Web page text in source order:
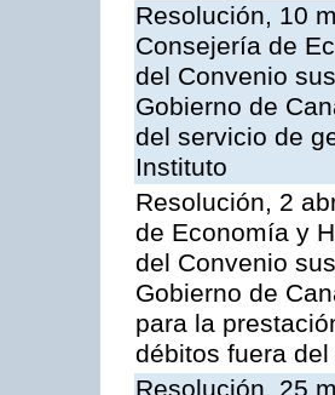
Resolución, 10
Consejería de
del Convenio
Gobierno de
del servicio de
Instituto
Resolución, 2
de Economía y
del Convenio
Gobierno de
para la
débitos fuera